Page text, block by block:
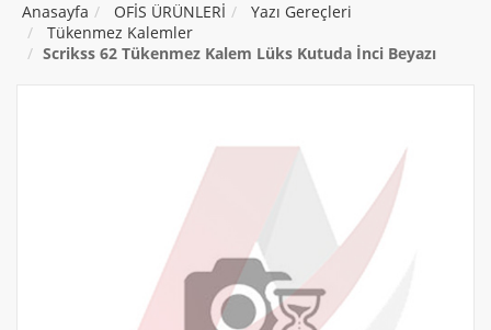
Anasayfa OFİS ÜRÜNLERİ
Yazı Gereçleri
Tükenmez Kalemler
Scrikss 62 Tükenmez Kalem Lüks Kutuda İnci Beyazı